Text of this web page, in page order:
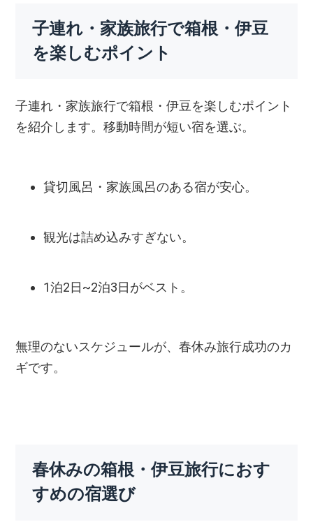
子連れ・家族旅行で箱根・伊豆
を楽しむポイント
子連れ・家族旅行で箱根・伊豆を楽しむポイント
を紹介します。移動時間が短い宿を選ぶ。
貸切風呂・家族風呂のある宿が安心。
観光は詰め込みすぎない。
1泊2日~2泊3日がベスト。
無理のないスケジュールが、春休み旅行成功のカ
ギです。
春休みの箱根・伊豆旅行におす
すめの宿選び